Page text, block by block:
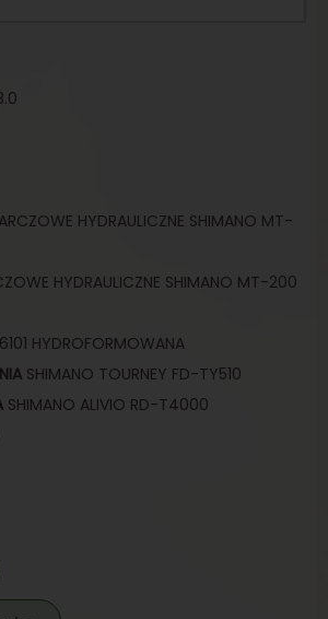
HYDRAULICZNE SHIMANO MT-
HYDRAULICZNE SHIMANO MT-200
HYDROFORMOWANA
SHIMANO TOURNEY FD-TY510
SHIMANO ALIVIO RD-T4000